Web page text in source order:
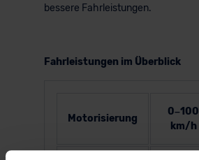
bessere Fahrleistungen.
Fahrleistungen im Überblick
Motorisierung
0–100
km/h